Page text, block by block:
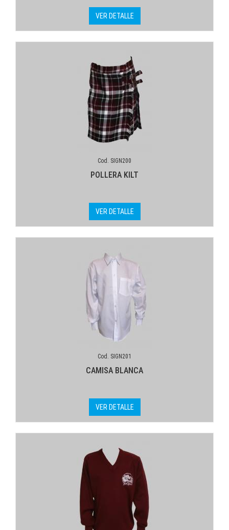
VER DETALLE
Cod. SIGN200
POLLERA KILT
VER DETALLE
Cod. SIGN201
CAMISA BLANCA
VER DETALLE